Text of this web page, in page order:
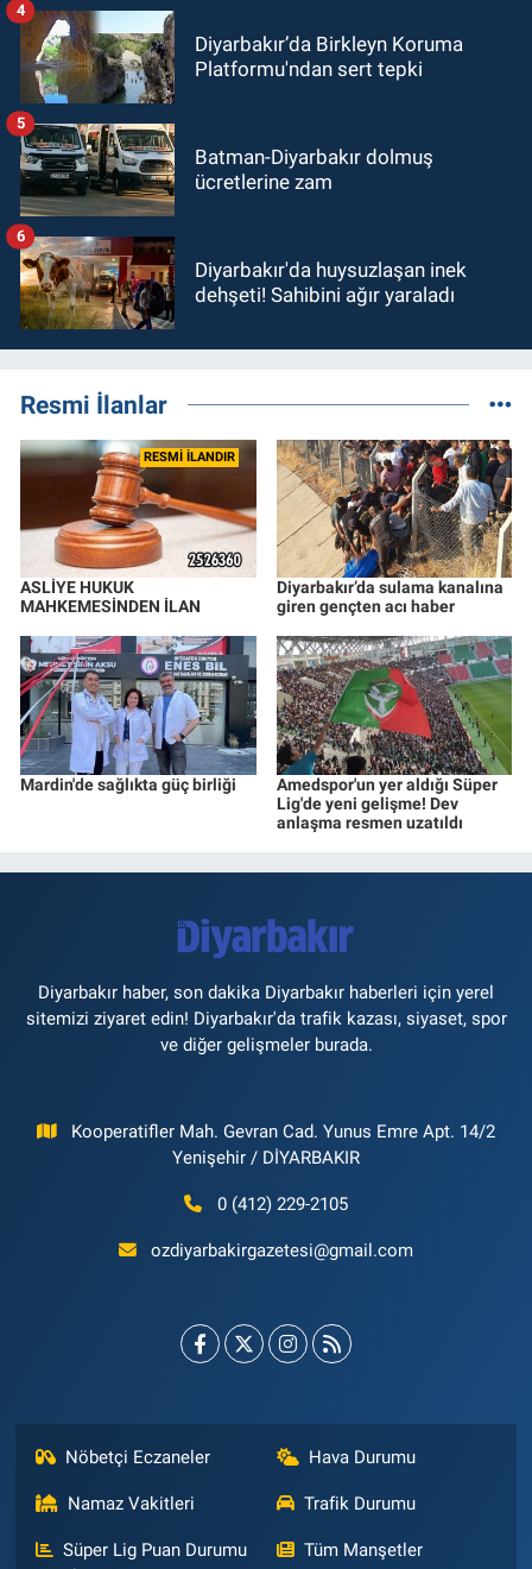
Diyarbakır’da Birkleyn Koruma
Platformu'ndan sert tepki
4
Batman-Diyarbakır dolmuş
ücretlerine zam
5
Diyarbakır'da huysuzlaşan inek
dehşeti! Sahibini ağır yaraladı
6
Resmi İlanlar
RESMİ İLANDIR
ASLİYE HUKUK
MAHKEMESİNDEN İLAN
Diyarbakır’da sulama kanalına
giren gençten acı haber
Mardin'de sağlıkta güç birliği
Amedspor'un yer aldığı Süper
Lig'de yeni gelişme! Dev
anlaşma resmen uzatıldı
Diyarbakır haber, son dakika Diyarbakır haberleri için yerel
sitemizi ziyaret edin! Diyarbakır'da trafik kazası, siyaset, spor
ve diğer gelişmeler burada.
Kooperatifler Mah. Gevran Cad. Yunus Emre Apt. 14/2
Yenişehir / DİYARBAKIR
0 (412) 229-2105
ozdiyarbakirgazetesi@gmail.com
Nöbetçi Eczaneler Hava Durumu
Namaz Vakitleri Trafik Durumu
Süper Lig Puan Durumu
Tüm Manşetler